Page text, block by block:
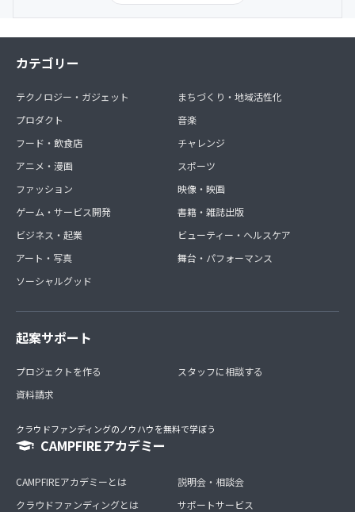
カテゴリー
テクノロジー・ガジェット
プロダクト
フード・飲食店
アニメ・漫画
ファッション
ゲーム・サービス開発
ビジネス・起業
アート・写真
ソーシャルグッド
まちづくり・地域活性化
音楽
チャレンジ
スポーツ
映像・映画
書籍・雑誌出版
ビューティー・ヘルスケア
舞台・パフォーマンス
起案サポート
プロジェクトを作る
資料請求
スタッフに相談する
クラウドファンディングのノウハウを無料で学ぼう
CAMPFIREアカデミー
CAMPFIREアカデミーとは
クラウドファンディングとは
説明会・相談会
サポートサービス